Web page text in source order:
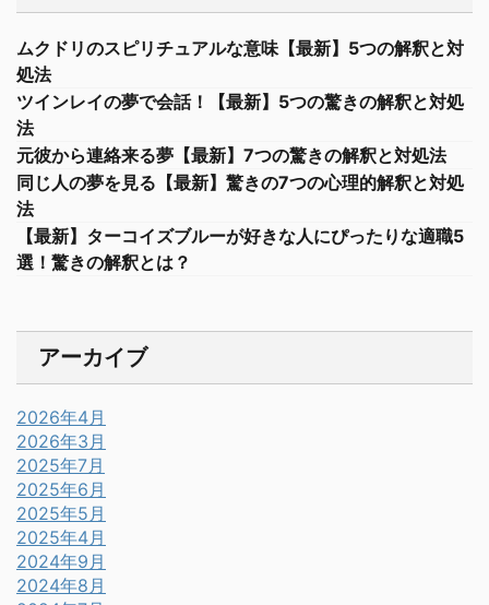
ムクドリのスピリチュアルな意味【最新】5つの解釈と対
処法
ツインレイの夢で会話！【最新】5つの驚きの解釈と対処
法
元彼から連絡来る夢【最新】7つの驚きの解釈と対処法
同じ人の夢を見る【最新】驚きの7つの心理的解釈と対処
法
【最新】ターコイズブルーが好きな人にぴったりな適職5
選！驚きの解釈とは？
アーカイブ
2026年4月
2026年3月
2025年7月
2025年6月
2025年5月
2025年4月
2024年9月
2024年8月